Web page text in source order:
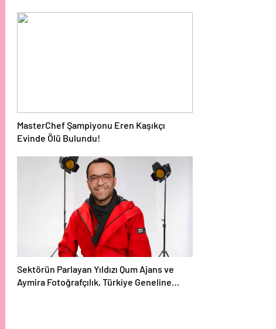
MasterChef Şampiyonu Eren Kaşıkçı
Evinde Ölü Bulundu!
Sektörün Parlayan Yıldızı Qum Ajans ve
Aymira Fotoğrafçılık, Türkiye Geneline